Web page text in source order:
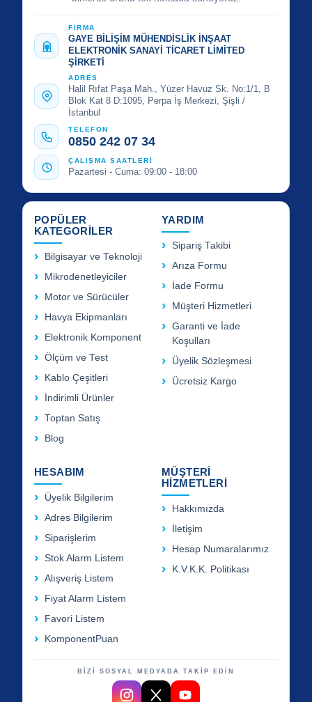
FİRMA
GAYE BİLİŞİM MÜHENDİSLİK İNŞAAT
ELEKTRONİK SANAYİ TİCARET LİMİTED
ŞİRKETİ
ADRES
Halil Rıfat Paşa Mah., Yüzer Havuz Sk. No:1/1, B
Blok Kat 8 D:1095, Perpa İş Merkezi, Şişli /
İstanbul
TELEFON
0850 242 07 34
ÇALIŞMA SAATLERİ
Pazartesi - Cuma: 09:00 - 18:00
POPÜLER
KATEGORİLER
Bilgisayar ve Teknoloji
Mikrodenetleyiciler
Motor ve Sürücüler
Havya Ekipmanları
Elektronik Komponent
Ölçüm ve Test
Kablo Çeşitleri
İndirimli Ürünler
Toptan Satış
Blog
YARDIM
Sipariş Takibi
Arıza Formu
İade Formu
Müşteri Hizmetleri
Garanti ve İade
Koşulları
Üyelik Sözleşmesi
Ücretsiz Kargo
HESABIM
Üyelik Bilgilerim
Adres Bilgilerim
Siparişlerim
Stok Alarm Listem
Alışveriş Listem
Fiyat Alarm Listem
Favori Listem
KomponentPuan
MÜŞTERİ
HİZMETLERİ
Hakkımızda
İletişim
Hesap Numaralarımız
K.V.K.K. Politikası
BİZİ SOSYAL MEDYADA TAKİP EDİN